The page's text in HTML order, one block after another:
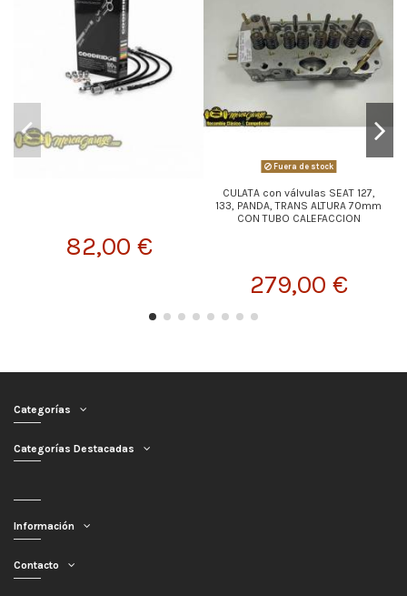
82,00 €
Fuera de stock
CULATA con válvulas SEAT 127,
133, PANDA, TRANS ALTURA 70mm
CON TUBO CALEFACCION
279,00 €
Categorías
Categorías Destacadas
Información
Contacto